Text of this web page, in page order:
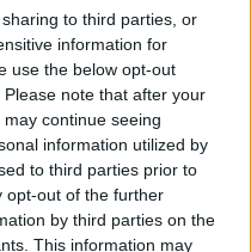
to third parties, or
information for
use the below opt-out
note that after your
continue seeing
information utilized by
to third parties prior to
opt-out of the further
by third parties on the
This information may